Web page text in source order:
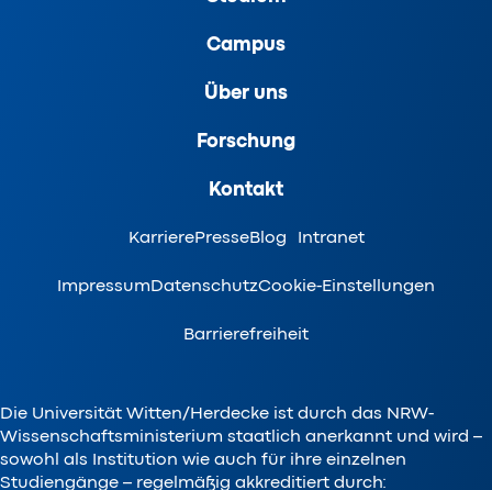
Campus
Über uns
Forschung
Kontakt
KarrierePresseBlog Intranet
ImpressumDatenschutzCookie-Einstellungen
Barrierefreiheit
Die Universität Witten/Herdecke ist durch das NRW-
Wissenschaftsministerium staatlich anerkannt und wird –
sowohl als Institution wie auch für ihre einzelnen
Studiengänge – regelmäßig akkreditiert durch: